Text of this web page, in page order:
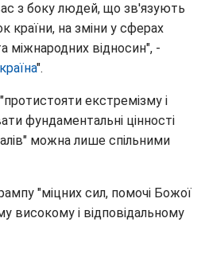
з боку людей, що зв'язують
країни, на зміни у сферах
міжнародних відносин", -
".
екстремізму і
фундаментальні цінності
можна лише спільними
"міцних сил, помочі Божої
високому і відповідальному